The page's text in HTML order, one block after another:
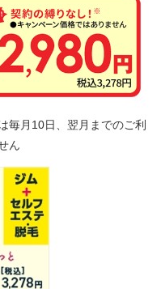
毎月10日、翌月までのご利
ん